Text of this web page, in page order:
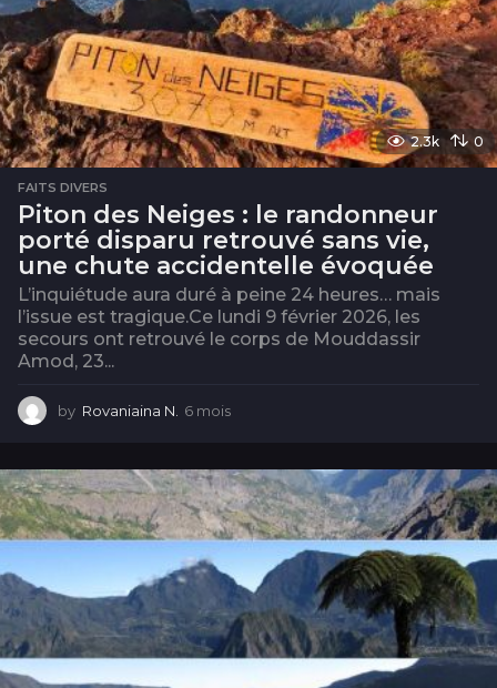
2.3k 0
FAITS DIVERS
Piton des Neiges : le randonneur
porté disparu retrouvé sans vie,
une chute accidentelle évoquée
L’inquiétude aura duré à peine 24 heures… mais
l’issue est tragique.Ce lundi 9 février 2026, les
secours ont retrouvé le corps de Mouddassir
Amod, 23...
by Rovaniaina N. 6 mois
i
s